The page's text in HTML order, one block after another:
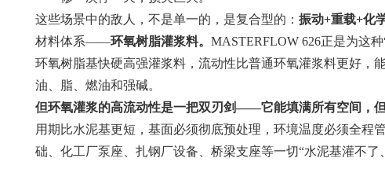
这些场景中的敌人，不是单一的，是复合型的：振动+重载+化
材料体系——环氧树脂灌浆料。MASTERFLOW 626正是为这
环氧树脂基快硬高强灌浆料，流动性比普通环氧灌浆料更好，
油、脂、燃油和强碱。
但环氧灌浆的高流动性是一把双刃剑——它能填满所有空间，
用期比水泥基更短，基面必须彻底预处理，环境温度必须全程
础、化工厂泵座、扎钢厂设备、桥梁支座等一切“水泥基灌不